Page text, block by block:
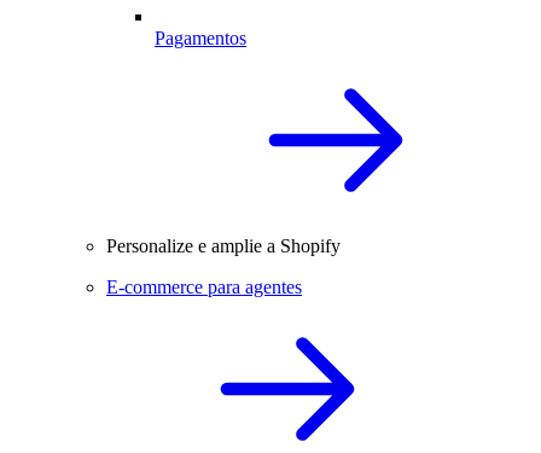
Pagamentos
Personalize e amplie a Shopify
E-commerce para agentes